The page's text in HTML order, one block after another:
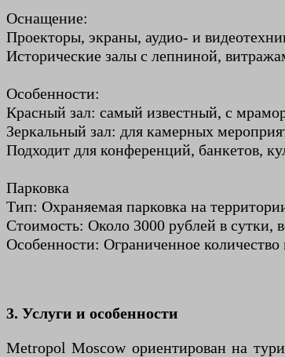
Оснащение:
Проекторы, экраны, аудио- и
Исторические залы с лепниной,
Особенности:
Красный зал: самый известный, с
Зеркальный зал: для камерных
Подходит для конференций, банкетов,
Парковка
Тип: Охраняемая парковка на
Стоимость: Около 3000 рублей в сутки,
Особенности: Ограниченное количество
3. Услуги и особенности
Metropol Moscow ориентирован на